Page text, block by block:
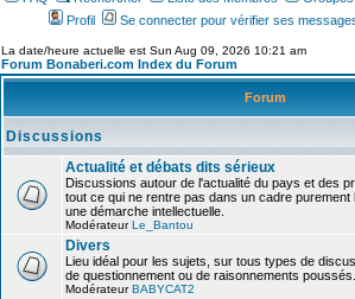
Profil
Se connecter pour vérifier ses
La date/heure actuelle est Sun Aug 09, 2026 10:21 am
Forum Bonaberi.com Index du Forum
Forum
Discussions
Actualité et débats dits sérieux
Discussions autour de l'actualité du pays et des
tout ce qui ne rentre pas dans un cadre
une démarche intellectuelle.
ModérateurLe_Bantou
Divers
Lieu idéal pour les sujets, sur tous types de
de questionnement ou de raisonnements
ModérateurBABYCAT2